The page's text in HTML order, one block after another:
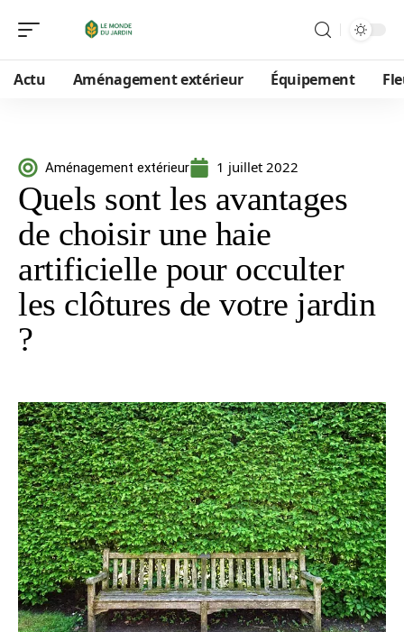
Actu Aménagement extérieur Équipement
Aménagement extérieur 1 juillet 2022
Quels sont les avantages
de choisir une haie
artificielle pour occulter
les clôtures de votre jardin
?